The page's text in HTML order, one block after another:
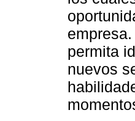
permita
nuevos